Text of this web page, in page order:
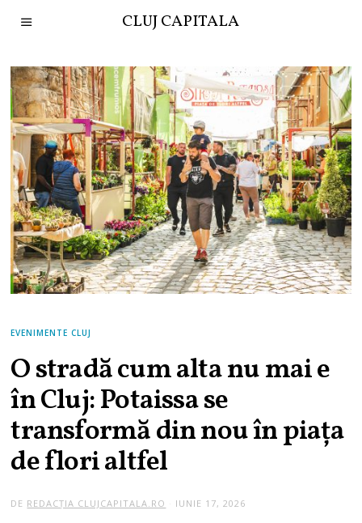
CLUJ CAPITALA
EVENIMENTE CLUJ
O stradă cum alta nu mai e
în Cluj: Potaissa se
transformă din nou în piața
de flori altfel
DE REDACȚIA CLUJCAPITALA.RO IUNIE 17, 2026